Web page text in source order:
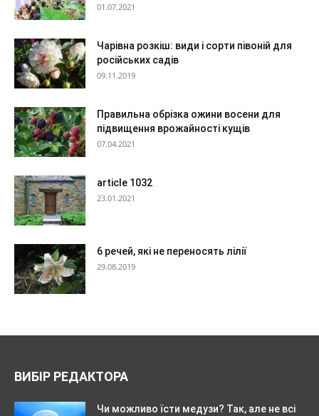
01.07.2021
Чарівна розкіш: види і сорти півоній для
російських садів
09.11.2019
Правильна обрізка ожини восени для
підвищення врожайності кущів
07.04.2021
article 1032
23.01.2021
6 речей, які не переносять лілії
29.08.2019
ВИБІР РЕДАКТОРА
Чи можливо їсти медузи? Так, але не всі